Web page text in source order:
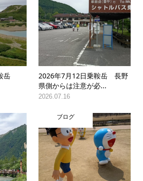
岳
2026年7月12日乗鞍岳 長野
県側からは注意が必...
2026.07.16
ブログ